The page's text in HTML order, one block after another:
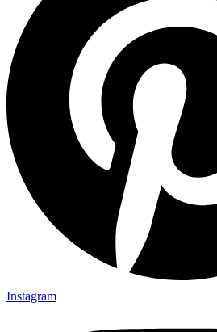
Instagram